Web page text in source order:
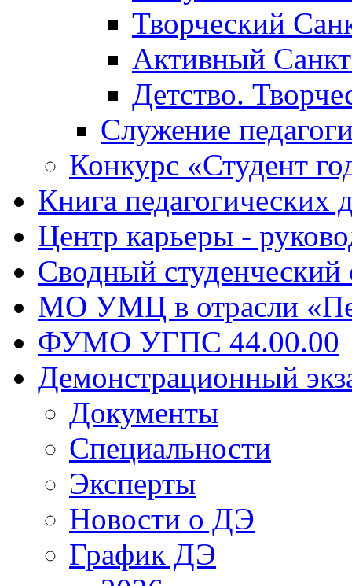
Творческий
Активный
Детство.
Служение
Конкурс «Студент
Книга педагогических
Центр карьеры -
Сводный
МО УМЦ в отрасли
ФУМО УГПС 44.00.00
Демонстрационный
Документы
Специальности
Эксперты
Новости о ДЭ
График ДЭ